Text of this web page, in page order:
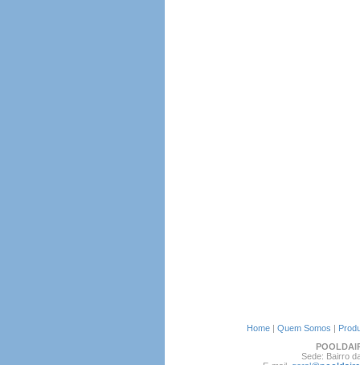
Home |Quem Somos |
Sede: Bairro